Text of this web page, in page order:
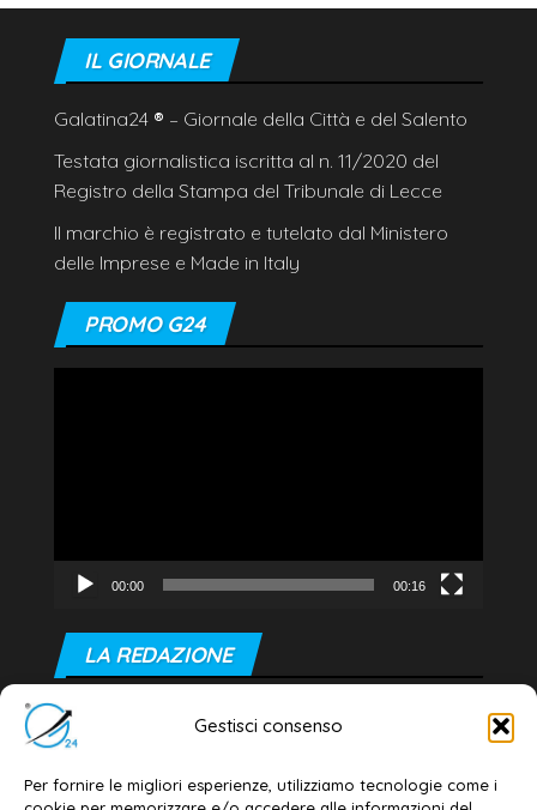
Gestisci consenso
Per fornire le migliori esperienze, utilizziamo tecnologie come i
IL GIORNALE
Galatina24 ® – Giornale della Città e del Salento
Testata giornalistica iscritta al n. 11/2020 del
Registro della Stampa del Tribunale di Lecce
Il marchio è registrato e tutelato dal Ministero
delle Imprese e Made in Italy
PROMO G24
00:00 00:16
LA REDAZIONE
Editore e direttore responsabile:
Dott. Daniele G. Masciullo
Email: redazione@galatina24.it